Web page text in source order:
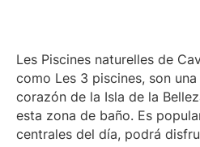
Les Piscines naturelles de
como Les 3 piscines, son
corazón de la Isla de la
esta zona de baño. Es
centrales del día, podrá